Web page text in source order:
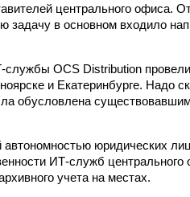
центрального офиса.
задачу в основном входило
службы OCS Distribution
и Екатеринбурге. Надо
обусловлена
автономностью юридических
ИТ-служб
учета на местах.